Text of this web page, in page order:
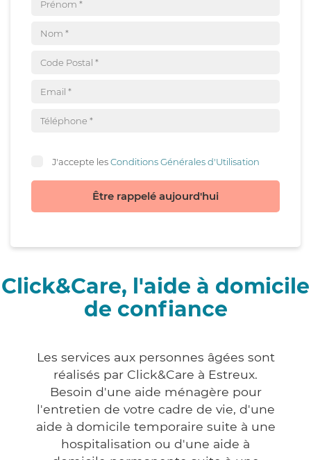
J'accepte lesConditions Générales d'Utilisation
Être rappelé aujourd'hui
Click&Care, l'aide à domicile
de confiance
Les services aux personnes âgées sont
réalisés par Click&Care à Estreux.
Besoin d'une aide ménagère pour
l'entretien de votre cadre de vie, d'une
aide à domicile temporaire suite à une
hospitalisation ou d'une aide à